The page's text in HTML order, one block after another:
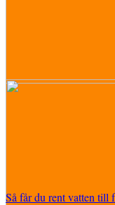
Så får du rent vatten till